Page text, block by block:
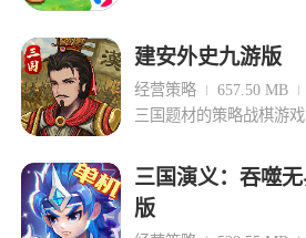
建安外史九游版
经营策略 657.50 MB
三国题材的策略战棋游戏
三国演义：吞噬
版